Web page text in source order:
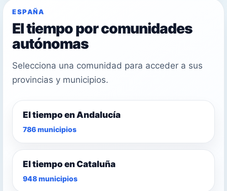
ESPAÑA
El tiempo por comunidades
autónomas
Selecciona una comunidad para acceder a sus
provincias y municipios.
El tiempo en Andalucía
786 municipios
El tiempo en Cataluña
948 municipios